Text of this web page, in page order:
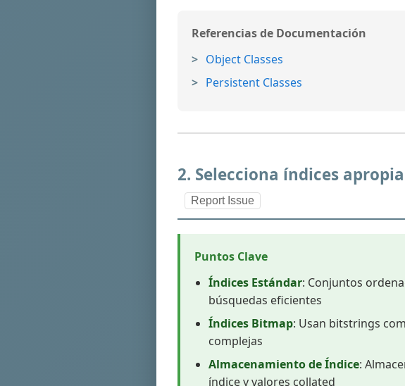
Referencias de Documentación
Object Classes
Persistent Classes
2. Selecciona índices
Report Issue
Puntos Clave
Índices Estándar: Conjuntos
búsquedas eficientes
Índices Bitmap: Usan bitstrings
complejas
Almacenamiento de Índice:
índice y valores collated